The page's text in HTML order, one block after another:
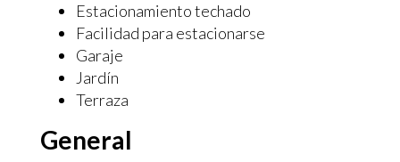
Estacionamiento techado
Facilidad para estacionarse
Garaje
Jardín
Terraza
General